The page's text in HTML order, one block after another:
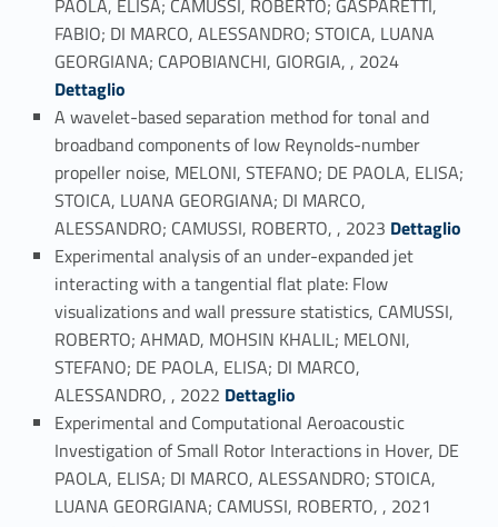
FABIO; DI MARCO, ALESSANDRO; STOICA, LUANA
GEORGIANA; CAPOBIANCHI, GIORGIA, , 2024
Dettaglio
A wavelet-based separation method for tonal and
broadband components of low Reynolds-number
propeller noise, MELONI, STEFANO; DE PAOLA, ELISA;
STOICA, LUANA GEORGIANA; DI MARCO,
ALESSANDRO; CAMUSSI, ROBERTO, , 2023 Link identifier #identifier_person_11967-5Dettaglio
Experimental analysis of an under-expanded jet
interacting with a tangential flat plate: Flow
visualizations and wall pressure statistics, CAMUSSI,
ROBERTO; AHMAD, MOHSIN KHALIL; MELONI,
STEFANO; DE PAOLA, ELISA; DI MARCO,
ALESSANDRO, , 2022 Link identifier #identifier_person_23469-6Dettaglio
Experimental and Computational Aeroacoustic
Investigation of Small Rotor Interactions in Hover, DE
PAOLA, ELISA; DI MARCO, ALESSANDRO; STOICA,
LUANA GEORGIANA; CAMUSSI, ROBERTO, , 2021Link identifier #identifier_person_178542-7